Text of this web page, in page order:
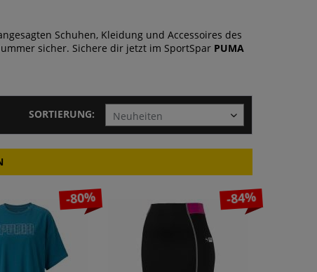
Schuhen, Kleidung und Accessoires des
sicher. Sichere dir jetzt im SportSpar PUMA
SORTIERUNG:
-80% -84%